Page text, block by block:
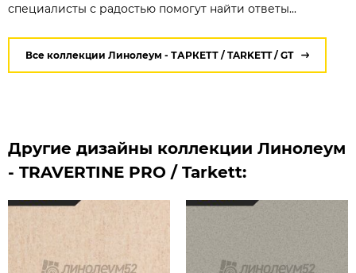
специалисты с радостью помогут найти ответы...
Все коллекции Линолеум - ТАРКЕТТ / TARKETT / GT
Другие дизайны коллекции Линолеум
- TRAVERTINE PRO / Tarkett: